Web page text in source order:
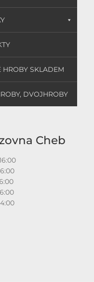
HROBY SKLADEM
DVOJHROBY
Cheb